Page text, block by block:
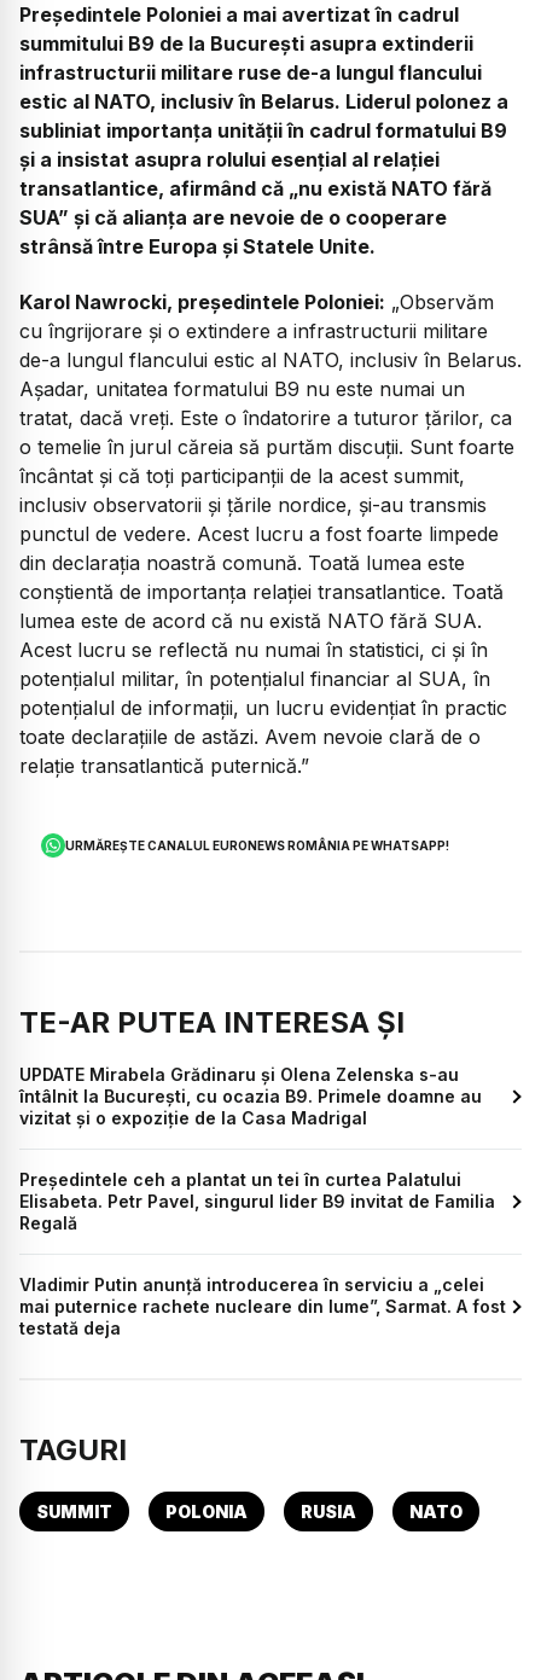
Președintele Poloniei a mai avertizat în cadrul
summitului B9 de la București asupra extinderii
infrastructurii militare ruse de-a lungul flancului
estic al NATO, inclusiv în Belarus. Liderul polonez a
subliniat importanța unității în cadrul formatului B9
și a insistat asupra rolului esențial al relației
transatlantice, afirmând că „nu există NATO fără
SUA” și că alianța are nevoie de o cooperare
strânsă între Europa și Statele Unite.
Karol Nawrocki, președintele Poloniei: „Observăm
cu îngrijorare și o extindere a infrastructurii militare
de-a lungul flancului estic al NATO, inclusiv în Belarus.
Așadar, unitatea formatului B9 nu este numai un
tratat, dacă vreți. Este o îndatorire a tuturor țărilor, ca
o temelie în jurul căreia să purtăm discuții. Sunt foarte
încântat și că toți participanții de la acest summit,
inclusiv observatorii și țările nordice, și-au transmis
punctul de vedere. Acest lucru a fost foarte limpede
din declarația noastră comună. Toată lumea este
conștientă de importanța relației transatlantice. Toată
lumea este de acord că nu există NATO fără SUA.
Acest lucru se reflectă nu numai în statistici, ci și în
potențialul militar, în potențialul financiar al SUA, în
potențialul de informații, un lucru evidențiat în practic
toate declarațiile de astăzi. Avem nevoie clară de o
relație transatlantică puternică.”
URMĂREȘTE CANALUL EURONEWS ROMÂNIA PE WHATSAPP!
TE-AR PUTEA INTERESA ȘI
UPDATE Mirabela Grădinaru și Olena Zelenska s-au
întâlnit la București, cu ocazia B9. Primele doamne au
vizitat și o expoziție de la Casa Madrigal
Președintele ceh a plantat un tei în curtea Palatului
Elisabeta. Petr Pavel, singurul lider B9 invitat de Familia
Regală
Vladimir Putin anunță introducerea în serviciu a „celei
mai puternice rachete nucleare din lume”, Sarmat. A fost
testată deja
TAGURI
SUMMIT POLONIA RUSIA NATO